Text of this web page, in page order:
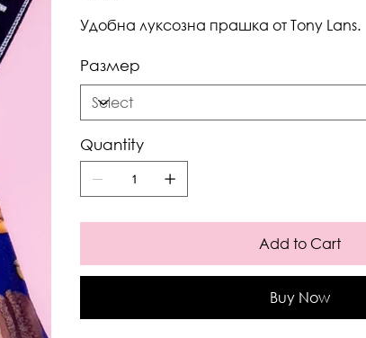
Удобна луксозна прашка от Tony Lans.
Размер
Quantity
Add to Cart
Buy Now